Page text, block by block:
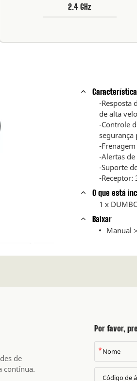
2.4 GHz
-Resposta
de alta
-Controle
segurança
-
-Alertas de
-Suporte
-Receptor:
O que está
1 x
Baixar
Manual
de
contínua.
Por favor,
*